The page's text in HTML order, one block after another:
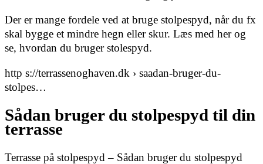
Der er mange fordele ved at bruge stolpespyd, når du fx
skal bygge et mindre hegn eller skur. Læs med her og
se, hvordan du bruger stolespyd.
http s://terrassenoghaven.dk › saadan-bruger-du-
stolpes…
Sådan bruger du stolpespyd til din
terrasse
Terrasse på stolpespyd – Sådan bruger du stolpespyd